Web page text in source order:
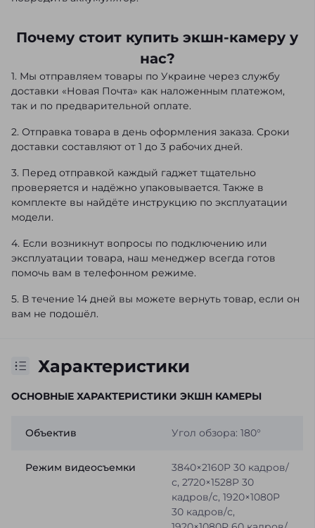
Почему стоит купить экшн-камеру у
нас?
1. Мы отправляем товары по Украине через службу
доставки «Новая Почта» как наложенным платежом,
так и по предварительной оплате.
2. Отправка товара в день оформления заказа. Сроки
доставки составляют от 1 до 3 рабочих дней.
3. Перед отправкой каждый гаджет тщательно
проверяется и надёжно упаковывается. Также в
комплекте вы найдёте инструкцию по эксплуатации
модели.
4. Если возникнут вопросы по подключению или
эксплуатации товара, наш менеджер всегда готов
помочь вам в телефонном режиме.
5. В течение 14 дней вы можете вернуть товар, если он
вам не подошёл.
Характеристики
ОСНОВНЫЕ ХАРАКТЕРИСТИКИ ЭКШН КАМЕРЫ
Объектив Угол обзора: 180°
Режим видеосъемки
3840×2160P 30 кадров/
с, 2720×1528P 30
кадров/с, 1920×1080P
30 кадров/с,